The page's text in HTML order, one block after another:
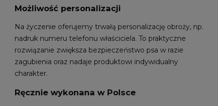
Możliwość personalizacji
Na życzenie oferujemy trwałą personalizację obroży, np.
nadruk numeru telefonu właściciela. To praktyczne
rozwiązanie zwiększa bezpieczeństwo psa w razie
zagubienia oraz nadaje produktowi indywidualny
charakter.
Ręcznie wykonana w Polsce